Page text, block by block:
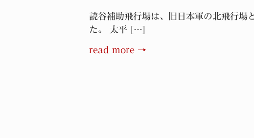
読谷補助飛行場は、旧日本軍の北飛行場
た。 太平 […]
read more →